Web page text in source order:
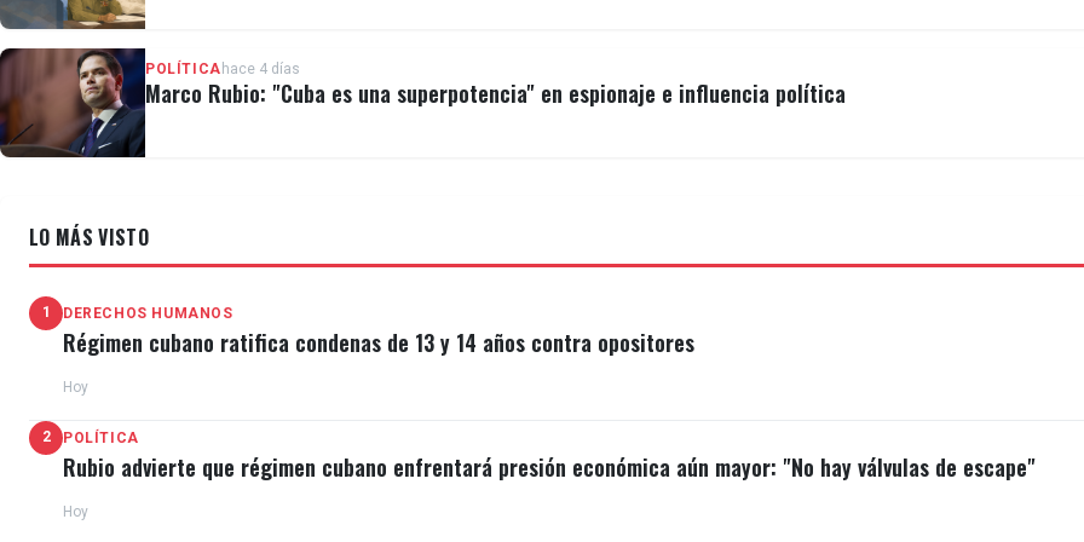
Entretanto, el titular de Interior de Venezuela, Diosdado Cabello, deseó el lunes "lo mejor" al pueblo
Al ser consultado sobre si Maduro estaría dispuesto a conversar con Trump -que reconoce a González
relaciones diplomáticas con Estados Unidos, rotas en 2019, Cabello respondió que es el "jefe de Estado"
POLÍTICA hace 4 días
Marco Rubio: "Cuba es una superpotencia" en espionaje e influencia política
LO MÁS VISTO
1 DERECHOS HUMANOS
Régimen cubano ratifica condenas de 13 y 14 años contra opositores
Hoy
2 POLÍTICA
Rubio advierte que régimen cubano enfrentará presión económica aún mayor: "No hay válvulas de escape"
Hoy